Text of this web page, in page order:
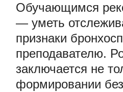
Обучающимся
— уметь
признаки
преподавателю.
заключается не
формировании